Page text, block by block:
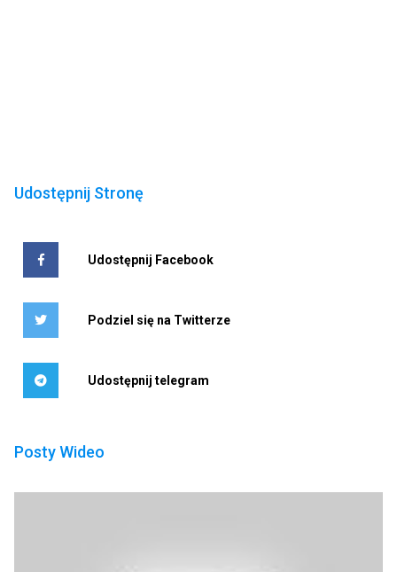
Udostępnij Stronę
Udostępnij Facebook
Podziel się na Twitterze
Udostępnij telegram
Posty Wideo